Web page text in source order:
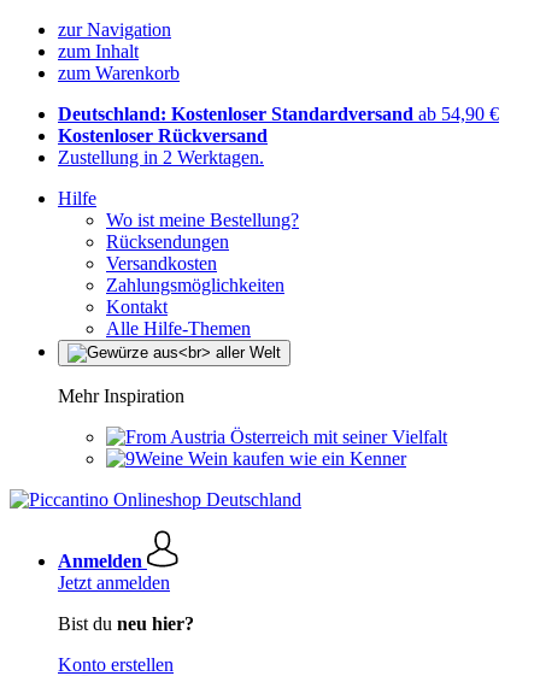
zur Navigation
zum Inhalt
zum Warenkorb
Deutschland: Kostenloser Standardversand ab 54,90 €
Kostenloser Rückversand
Zustellung in 2 Werktagen.
Hilfe
Wo ist meine Bestellung?
Rücksendungen
Versandkosten
Zahlungsmöglichkeiten
Kontakt
Alle Hilfe-Themen
Mehr Inspiration
Österreich mit seiner Vielfalt
Wein kaufen wie ein Kenner
Anmelden
Jetzt anmelden
Bist du neu hier?
Konto erstellen